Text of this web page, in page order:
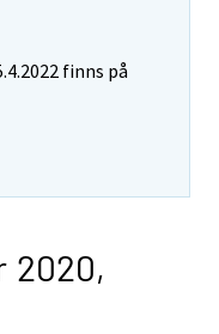
finns på
2020,